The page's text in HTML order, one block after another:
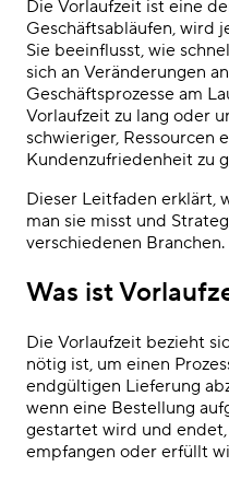
Die Vorlaufzeit ist eine
Geschäftsabläufen, wird
Sie beeinflusst, wie
sich an Veränderungen
Geschäftsprozesse am
Vorlaufzeit zu lang oder
schwieriger, Ressourcen
Kundenzufriedenheit zu
Dieser Leitfaden erklärt,
man sie misst und
verschiedenen Branchen.
Was ist
Die Vorlaufzeit bezieht
nötig ist, um einen
endgültigen Lieferung
wenn eine Bestellung
gestartet wird und
empfangen oder erfüllt